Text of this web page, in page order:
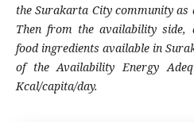
the Surakarta City community as
Then from the availability
food ingredients available in
of the Availability Energy
Kcal/capita/day.